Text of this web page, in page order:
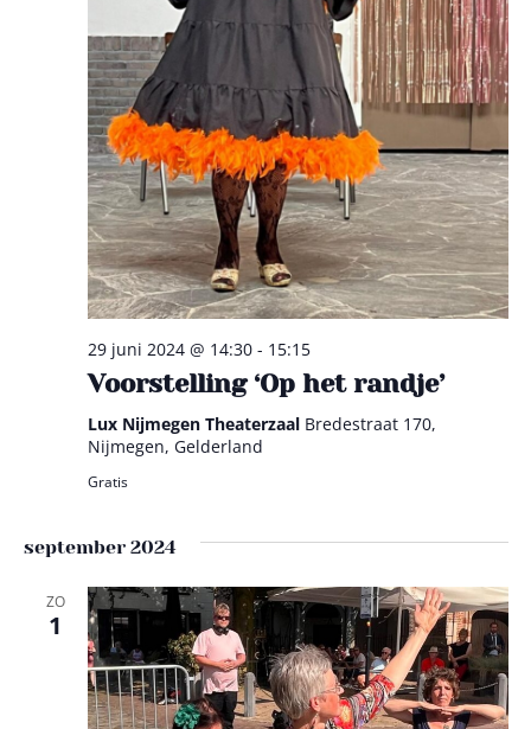
Voorstelling ‘Op het randje’
29 juni 2024 @ 14:30- 15:15
Lux Nijmegen Theaterzaal Bredestraat 170,
Nijmegen, Gelderland
Gratis
september 2024
ZO
1